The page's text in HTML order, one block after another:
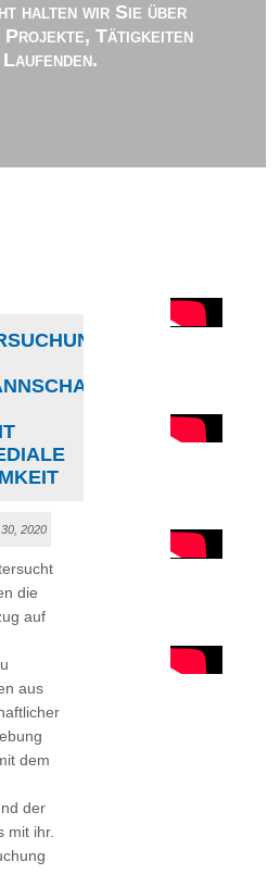
halten wir Sie über
Projekte, Tätigkeiten
A
2020
die
auf
aus
dem
der
mit ihr.